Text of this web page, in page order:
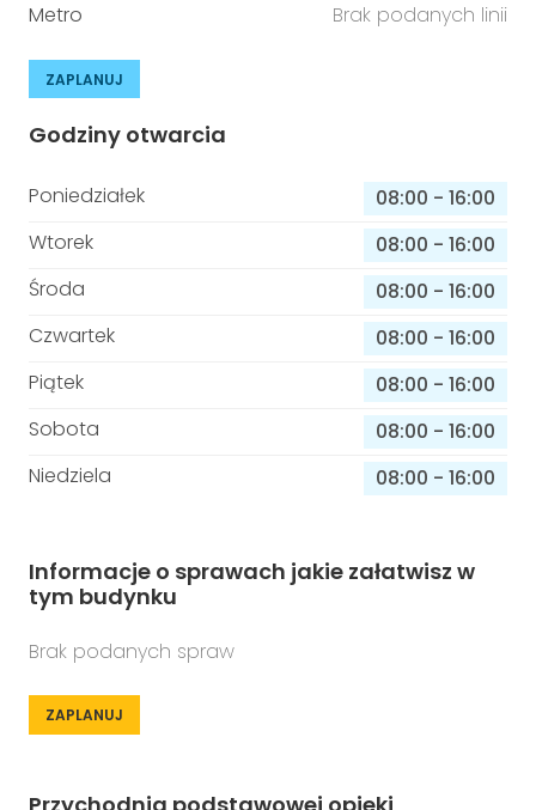
Metro
Brak podanych linii
ZAPLANUJ
Godziny otwarcia
Poniedziałek 08:00 - 16:00
Wtorek
08:00 - 16:00
Środa
08:00 - 16:00
Czwartek
08:00 - 16:00
Piątek
08:00 - 16:00
Sobota
08:00 - 16:00
Niedziela
08:00 - 16:00
Informacje o sprawach jakie załatwisz w
tym budynku
Brak podanych spraw
ZAPLANUJ